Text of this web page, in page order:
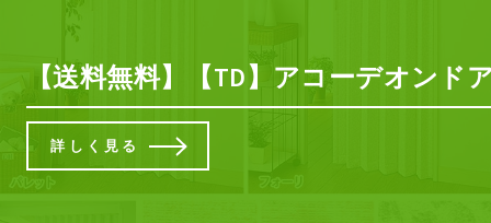
【送料無料】【TD】アコーデオン
詳しく見る